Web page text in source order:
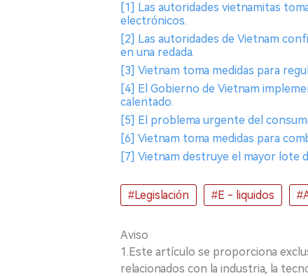
[1] Las autoridades vietnamitas
electrónicos.
[2] Las autoridades de Vietnam
en una redada.
[3] Vietnam toma medidas para
[4] El Gobierno de Vietnam
calentado.
[5] El problema urgente del
[6] Vietnam toma medidas para
[7] Vietnam destruye el mayor lote
#Legislación #E - liquidos
Aviso
1.Este artículo se proporciona
relacionados con la industria, la